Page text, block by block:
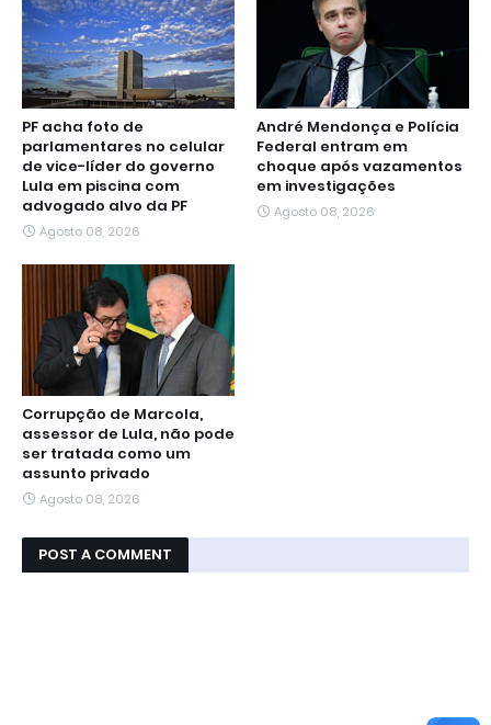
PF acha foto de
parlamentares no celular
de vice-líder do governo
Lula em piscina com
advogado alvo da PF
Agosto 08, 2026
André Mendonça e Polícia
Federal entram em
choque após vazamentos
em investigações
Agosto 08, 2026
Corrupção de Marcola,
assessor de Lula, não pode
ser tratada como um
assunto privado
Agosto 08, 2026
POST A COMMENT